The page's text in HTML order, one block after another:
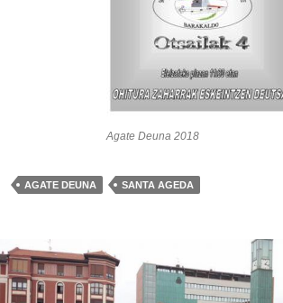
Agate Deuna 2018
AGATE DEUNA SANTA AGEDA